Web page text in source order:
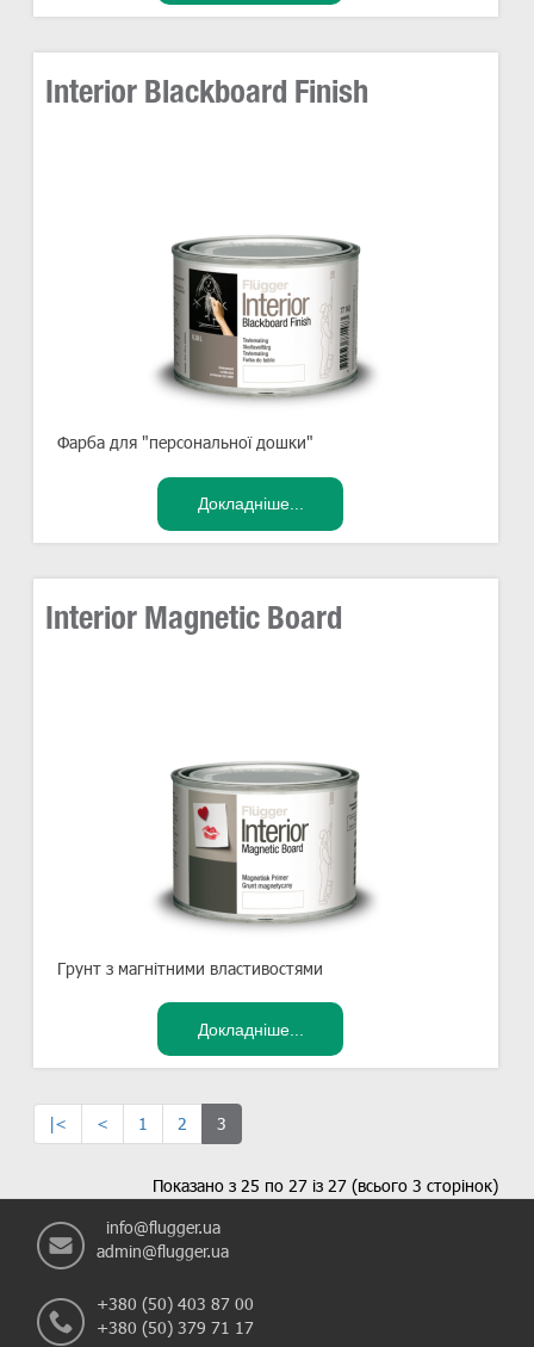
Interior Blackboard Finish
Фарба для "персональної дошки"
Interior Magnetic Board
Грунт з магнітними властивостями
|< < 1 2 3
Показано з 25 по 27 із 27 (всього 3 сторінок)
info@flugger.ua
admin@flugger.ua
+380 (50) 403 87 00
+380 (50) 379 71 17